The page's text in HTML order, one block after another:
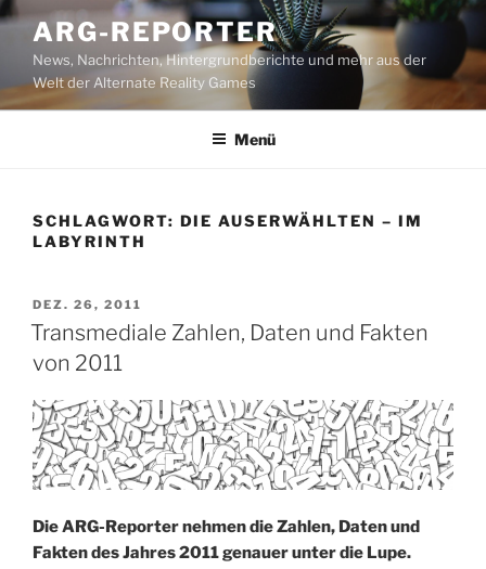
Zum
Inhalt
springen
ARG-REPORTER
News, Nachrichten, Hintergrundberichte und mehr aus der
Welt der Alternate Reality Games
Menü
SCHLAGWORT: DIE AUSERWÄHLTEN – IM
LABYRINTH
VERÖFFENTLICHT
AM
DEZ. 26, 2011
Transmediale Zahlen, Daten und Fakten
von 2011
Die ARG-Reporter nehmen die Zahlen, Daten und
Fakten des Jahres 2011 genauer unter die Lupe.